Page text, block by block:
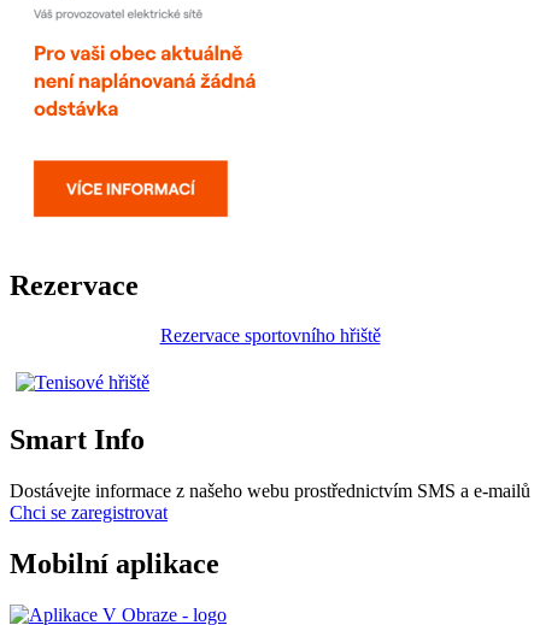
Rezervace
Rezervace sportovního hřiště
Smart Info
Dostávejte informace z našeho webu prostřednictvím SMS a e-mailů
Chci se zaregistrovat
Mobilní aplikace